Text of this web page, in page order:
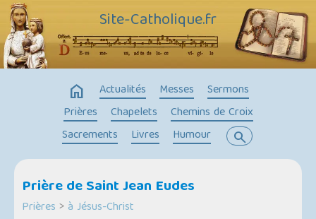
Site-Catholique.fr
home Actualités Messes
Sermons
Prières
Chapelets
Chemins de Croix
Sacrements
Livres Humour search
Prière de Saint Jean Eudes
Prières > à Jésus-Christ